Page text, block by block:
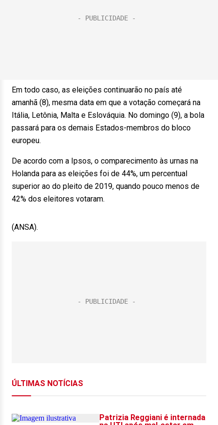
Em todo caso, as eleições continuarão no país até
amanhã (8), mesma data em que a votação começará na
Itália, Letônia, Malta e Eslováquia. No domingo (9), a bola
passará para os demais Estados-membros do bloco
europeu.
De acordo com a Ipsos, o comparecimento às urnas na
Holanda para as eleições foi de 44%, um percentual
superior ao do pleito de 2019, quando pouco menos de
42% dos eleitores votaram.
(ANSA).